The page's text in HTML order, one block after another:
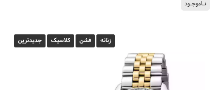
نـاموجـود
زنانه فشن کلاسیک جدیدترین